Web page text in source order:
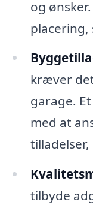
og
placering,
kræver
garage.
med at
tilbyde